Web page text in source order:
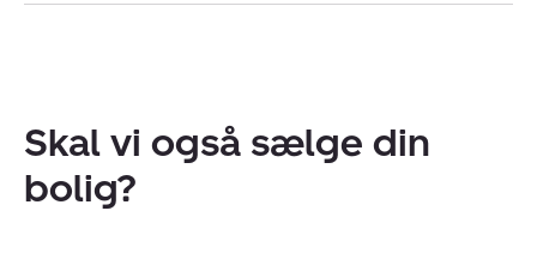
Skal vi også sælge din
bolig?